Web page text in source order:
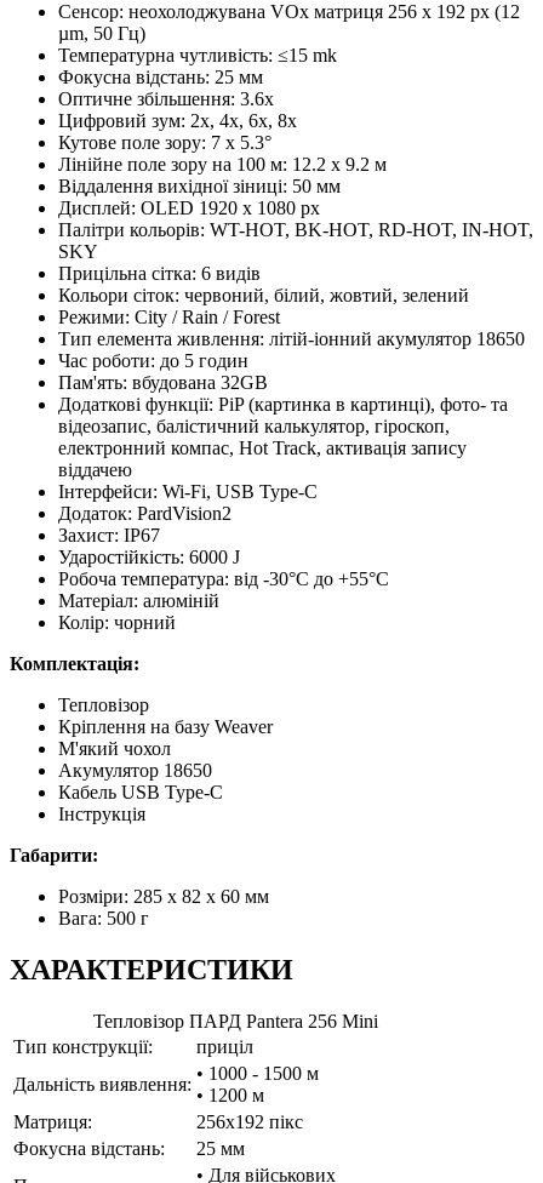
Сенсор: неохолоджувана VOx матриця 256 x 192 px (12
µm, 50 Гц)
Температурна чутливість: ≤15 mk
Фокусна відстань: 25 мм
Оптичне збільшення: 3.6x
Цифровий зум: 2x, 4x, 6x, 8x
Кутове поле зору: 7 x 5.3°
Лінійне поле зору на 100 м: 12.2 x 9.2 м
Віддалення вихідної зіниці: 50 мм
Дисплей: OLED 1920 x 1080 px
Палітри кольорів: WT-HOT, BK-HOT, RD-HOT, IN-HOT,
SKY
Прицільна сітка: 6 видів
Кольори сіток: червоний, білий, жовтий, зелений
Режими: City / Rain / Forest
Тип елемента живлення: літій-іонний акумулятор 18650
Час роботи: до 5 годин
Пам'ять: вбудована 32GB
Додаткові функції: PiP (картинка в картинці), фото- та
відеозапис, балістичний калькулятор, гіроскоп,
електронний компас, Hot Track, активація запису
віддачею
Інтерфейси: Wi-Fi, USB Type-C
Додаток: PardVision2
Захист: IP67
Ударостійкість: 6000 J
Робоча температура: від -30°C до +55°C
Матеріал: алюміній
Колір: чорний
Комплектація:
Тепловізор
Кріплення на базу Weaver
М'який чохол
Акумулятор 18650
Кабель USB Type-C
Інструкція
Габарити:
Розміри: 285 x 82 x 60 мм
Вага: 500 г
ХАРАКТЕРИСТИКИ
Тепловізор ПАРД Pantera 256 Mini
Тип конструкції:
приціл
Дальність виявлення:
• 1000 - 1500 м
• 1200 м
Матриця:
256x192 пікс
Фокусна відстань:
25 мм
• Для військових